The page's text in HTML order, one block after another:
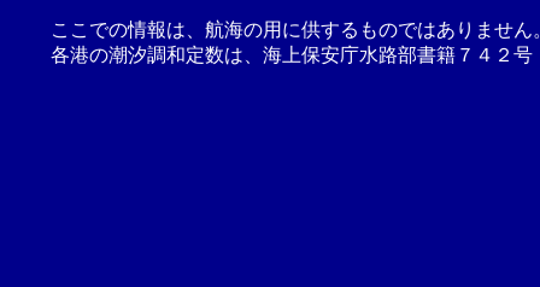
ここでの情報は、航海の用に供するものではありませ
各港の潮汐調和定数は、海上保安庁水路部書籍７４２